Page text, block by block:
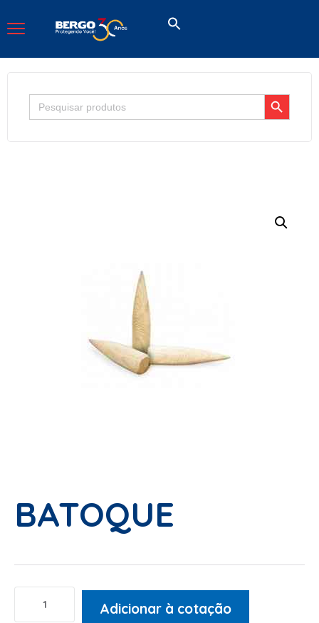
BATOQUE
Adicionar à cotação
Search
for:
Search Button